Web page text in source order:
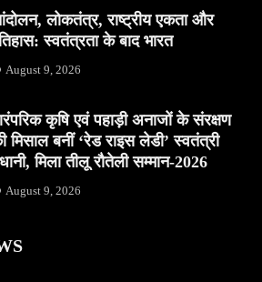
लोकतंत्र, राष्ट्रीय एकता और
स्वतंत्रता के बाद भारत
August 9, 2026
कृषि एवं पहाड़ी अनाजों के संरक्षण
मिसाल बनीं ‘रेड राइस लेडी’ स्वतंत्री
मिला तीलू रौतेली सम्मान-2026
August 9, 2026